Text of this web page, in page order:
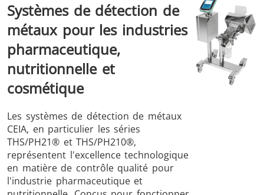
THS/FBB
THS/MBB
THS/GMS21
THS/G21
4.0
Systèmes de détection de
métaux pour les industries
pharmaceutique,
nutritionnelle et
cosmétique
Les systèmes de détection de métaux
CEIA, en particulier les séries
THS/PH21® et THS/PH210®,
représentent l'excellence technologique
en matière de contrôle qualité pour
l'industrie pharmaceutique et